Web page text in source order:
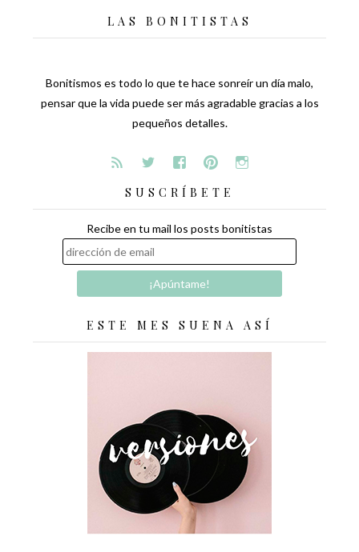
entradasLAS BONITISTAS
Bonitismos es todo lo que te hace sonreír un día malo,
pensar que la vida puede ser más agradable gracias a los
pequeños detalles.
SUSCRÍBETE
Recibe en tu mail los posts bonitistas
ESTE MES SUENA ASÍ